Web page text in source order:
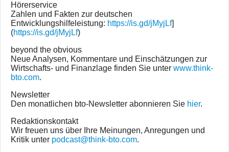
Hörerservice
Zahlen und Fakten zur deutschen
Entwicklungshilfeleistung: https://is.gd/jMyjLf]
(https://is.gd/jMyjLf)
beyond the obvious
Neue Analysen, Kommentare und Einschätzungen zur
Wirtschafts- und Finanzlage finden Sie unter www.think-
bto.com.
Newsletter
Den monatlichen bto-Newsletter abonnieren Sie hier.
Redaktionskontakt
Wir freuen uns über Ihre Meinungen, Anregungen und
Kritik unter podcast@think-bto.com.